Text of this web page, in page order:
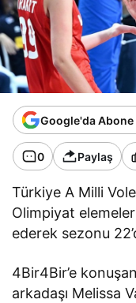
Google'da Abone
0 Paylaş
Türkiye A Milli
Olimpiyat
ederek sezonu
4Bir4Bir’e
arkadaşı Melissa